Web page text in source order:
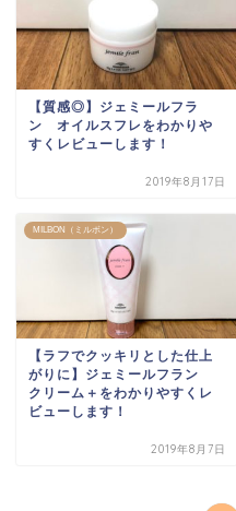
【質感◎】ジェミールフラ
ン オイルスフレをわかりや
すくレビューします！
2019年8月17日
MILBON（ミルボン）
【ラフでクッキリとした仕上
がりに】ジェミールフラン
クリーム＋をわかりやすくレ
ビューします！
2019年8月7日